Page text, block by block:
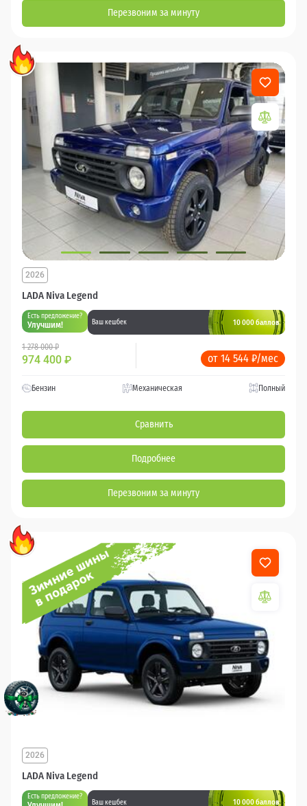
Перезвоним за минуту
LADA Niva Legend
2026
Есть предложение?
Улучшим! Ваш кешбек 10 000 баллов
1 278 000 ₽
974 400 ₽ от 14 544 ₽/мес
Бензин Механическая Полный
Сравнить
Подробнее
Перезвоним за минуту
LADA Niva Legend
2026
Есть предложение?
Ваш кешбек 10 000 баллов